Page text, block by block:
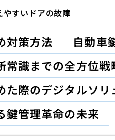
やすいドアの故障
対策方法
自動車
常識までの全方位戦
た際のデジタルソリ
鍵管理革命の未来